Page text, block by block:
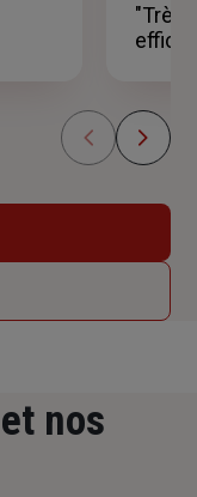
"Très
et nos